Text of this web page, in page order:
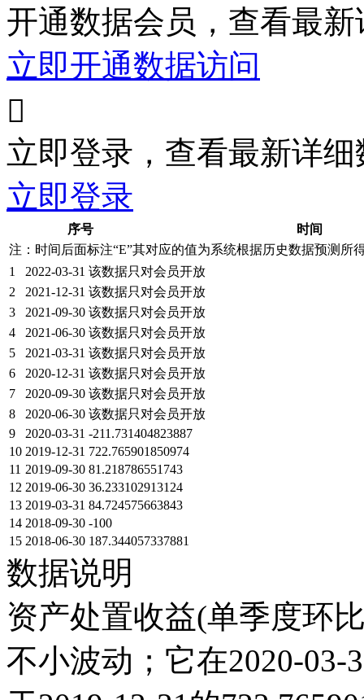
开通数据会员，查看最
立即开通数据访问

立即登录，查看最新详细
立即登录
序号
时间
注：时间后面标注“E”其对应的值为系统根据历史数据预测所
1
2022-03-31 该数据只对会员开放
2
2021-12-31 该数据只对会员开放
3
2021-09-30 该数据只对会员开放
4
2021-06-30 该数据只对会员开放
5
2021-03-31 该数据只对会员开放
6
2020-12-31 该数据只对会员开放
7
2020-09-30 该数据只对会员开放
8
2020-06-30 该数据只对会员开放
9
2020-03-31 -211.731404823887
10 2019-12-31 722.765901850974
11 2019-09-30 81.218786551743
12 2019-06-30 36.233102913124
13 2019-03-31 84.724575663843
14 2018-09-30 -100
15 2018-06-30 187.344057337881
数据说明
资产处置收益(单季度环
不小波动；它在2020-03-